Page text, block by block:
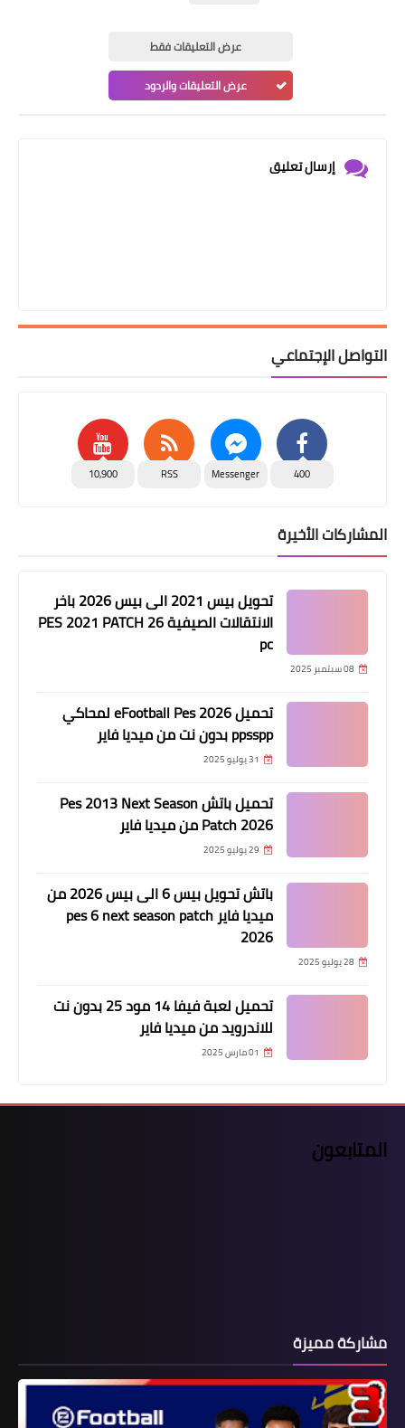
عرض التعليقات فقط
عرض التعليقات والردود
إرسال تعليق
التواصل الإجتماعي
400
Messenger
RSS
10,900
المشاركات الأخيرة
تحويل بيس 2021 الى بيس 2026 باخر
الانتقالات الصيفية PES 2021 PATCH 26
pc
08 سبتمبر 2025
تحميل eFootball Pes 2026 لمحاكي
ppsspp بدون نت من ميديا فاير
31 يوليو 2025
تحميل باتش Pes 2013 Next Season
Patch 2026 من ميديا فاير
29 يوليو 2025
باتش تحويل بيس 6 الى بيس 2026 من
ميديا فاير pes 6 next season patch
2026
28 يوليو 2025
تحميل لعبة فيفا 14 مود 25 بدون نت
للاندرويد من ميديا فاير
01 مارس 2025
المتابعون
مشاركة مميزة